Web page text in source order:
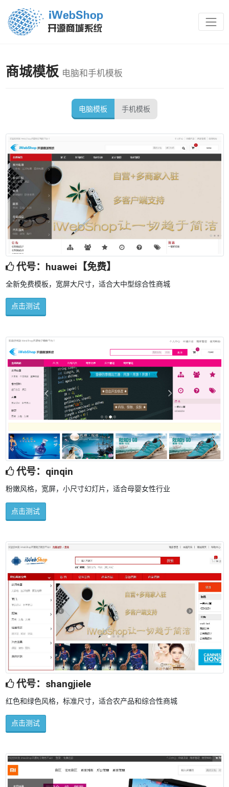
商城模板 电脑和手机模板
电脑模板 手机模板
代号：huawei【免费】
全新免费模板，宽屏大尺寸，适合大中型综合性商城
点击测试
代号：qinqin
粉嫩风格，宽屏，小尺寸幻灯片，适合母婴女性行业
点击测试
代号：shangjiele
红色和绿色风格，标准尺寸，适合农产品和综合性商城
点击测试